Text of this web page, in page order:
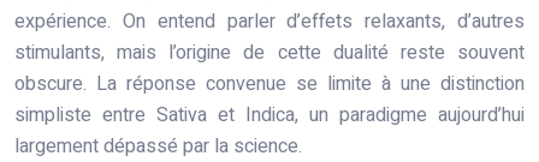
expérience. On entend parler d’effets relaxants, d’autres
stimulants, mais l’origine de cette dualité reste souvent
obscure. La réponse convenue se limite à une distinction
simpliste entre Sativa et Indica, un paradigme aujourd’hui
largement dépassé par la science.